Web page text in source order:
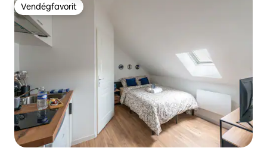
Vendégfavorit
Vendégfavorit